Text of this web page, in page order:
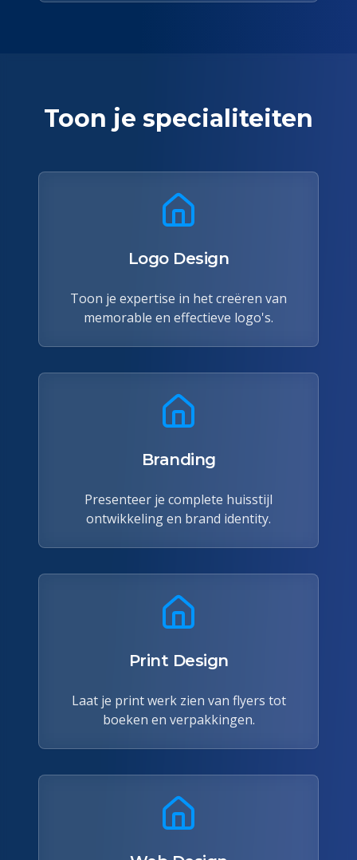
Toon je specialiteiten
Logo Design
Toon je expertise in het creëren van
memorable en effectieve logo's.
Branding
Presenteer je complete huisstijl
ontwikkeling en brand identity.
Print Design
Laat je print werk zien van flyers tot
boeken en verpakkingen.